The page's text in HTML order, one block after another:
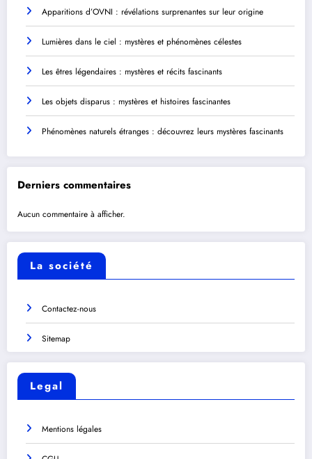
Apparitions d’OVNI : révélations surprenantes sur leur origine
Lumières dans le ciel : mystères et phénomènes célestes
Les êtres légendaires : mystères et récits fascinants
Les objets disparus : mystères et histoires fascinantes
Phénomènes naturels étranges : découvrez leurs mystères fascinants
Derniers commentaires
Aucun commentaire à afficher.
La société
Contactez-nous
Sitemap
Legal
Mentions légales